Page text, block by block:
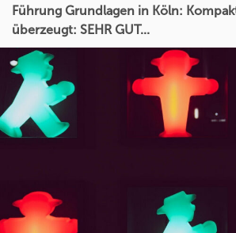
Führung Grundlagen in Köln:
überzeugt: SEHR GUT...